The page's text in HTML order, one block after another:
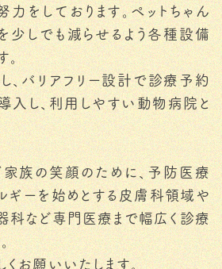
をしております。ペットちゃん
少しでも減らせるよう各種設備
、バリアフリー設計で診療予約
入し、利用しやすい動物病院と
家族の笑顔のために、予防医療
ギーを始めとする皮膚科領域や
科など専門医療まで幅広く診療
くお願いいたします。